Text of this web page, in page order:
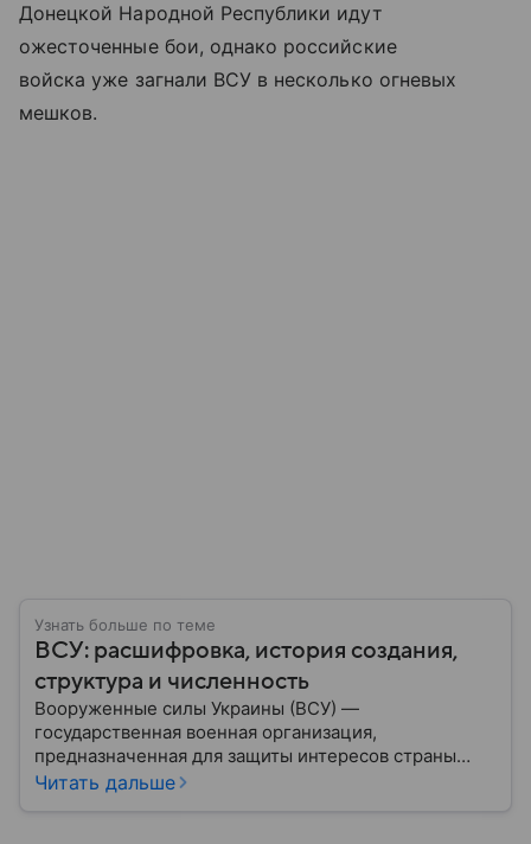
Донецкой Народной Республики идут
ожесточенные бои, однако российские
войска уже загнали ВСУ в несколько огневых
мешков.
Узнать больше по теме
ВСУ: расшифровка, история создания,
структура и численность
Вооруженные силы Украины (ВСУ) —
государственная военная организация,
предназначенная для защиты интересов страны
военным путем. Была создана после
Читать дальше